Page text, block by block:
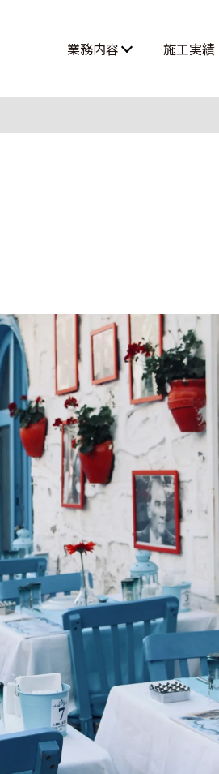
業務内容
高所作業・ロープアクセス
施工実績